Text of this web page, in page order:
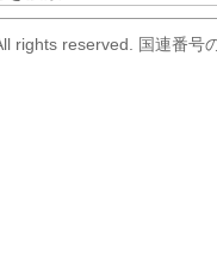
rights reserved. 国連番号